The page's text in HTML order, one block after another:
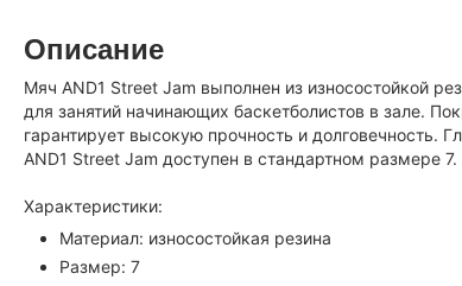
Описание
Мяч AND1 Street Jam выполнен из износостойкой
для занятий начинающих баскетболистов в зале.
гарантирует высокую прочность и долговечность.
AND1 Street Jam доступен в стандартном размере 7.
Характеристики:
Материал: износостойкая резина
Размер: 7